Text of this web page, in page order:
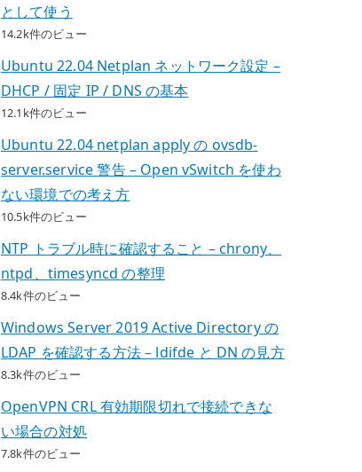
として使う
14.2k件のビュー
Ubuntu 22.04 Netplan ネットワーク設定 –
DHCP / 固定 IP / DNS の基本
12.1k件のビュー
Ubuntu 22.04 netplan apply の ovsdb-
server.service 警告 – Open vSwitch を使わ
ない環境での考え方
10.5k件のビュー
NTP トラブル時に確認すること – chrony、
ntpd、timesyncd の整理
8.4k件のビュー
Windows Server 2019 Active Directory の
LDAP を確認する方法 – ldifde と DN の見方
8.3k件のビュー
OpenVPN CRL 有効期限切れで接続できな
い場合の対処
7.8k件のビュー